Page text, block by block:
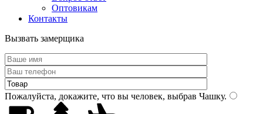
Оптовикам
Контакты
Вызвать замерщика
Пожалуйста, докажите, что вы человек, выбрав Чашку.